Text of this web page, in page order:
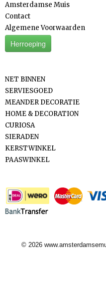
Amsterdamse Muis
Contact
Algemene Voorwaarden
Herroeping
NET BINNEN
SERVIESGOED
MEANDER DECORATIE
HOME & DECORATION
CURIOSA
SIERADEN
KERSTWINKEL
PAASWINKEL
© 2026